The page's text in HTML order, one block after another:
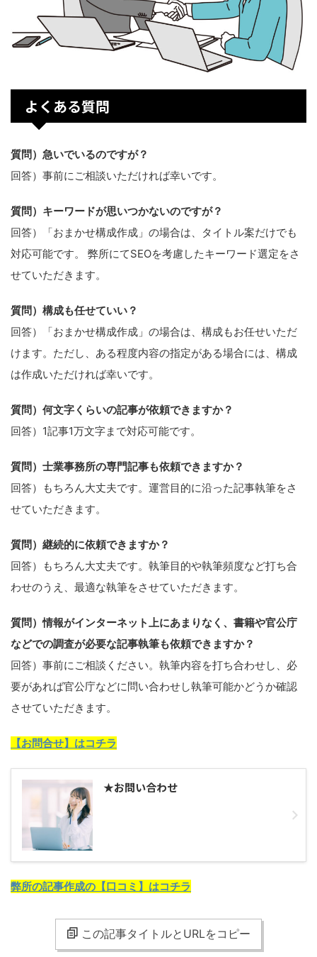
よくある質問
質問）急いでいるのですが？
回答）事前にご相談いただければ幸いです。
質問）キーワードが思いつかないのですが？
回答）「おまかせ構成作成」の場合は、タイトル案だけでも
対応可能です。 弊所にてSEOを考慮したキーワード選定をさ
せていただきます。
質問）構成も任せていい？
回答）「おまかせ構成作成」の場合は、構成もお任せいただ
けます。ただし、ある程度内容の指定がある場合には、構成
は作成いただければ幸いです。
質問）何文字くらいの記事が依頼できますか？
回答）1記事1万文字まで対応可能です。
質問）士業事務所の専門記事も依頼できますか？
回答）もちろん大丈夫です。運営目的に沿った記事執筆をさ
せていただきます。
質問）継続的に依頼できますか？
回答）もちろん大丈夫です。執筆目的や執筆頻度など打ち合
わせのうえ、最適な執筆をさせていただきます。
質問）情報がインターネット上にあまりなく、書籍や官公庁
などでの調査が必要な記事執筆も依頼できますか？
回答）事前にご相談ください。執筆内容を打ち合わせし、必
要があれば官公庁などに問い合わせし執筆可能かどうか確認
させていただきます。
【お問合せ】はコチラ
★お問い合わせ
弊所の記事作成の【口コミ】はコチラ
この記事タイトルとURLをコピー